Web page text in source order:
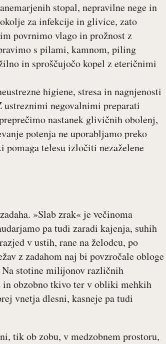
stopal, nepravilne nege in
za infekcije in glivice, zato
povrnimo vlago in prožnost z
s pilami, kamnom, piling
in sproščujočo kopel z eteričnimi
higiene, stresa in nagnjenosti
negovalnimi preparati
nastanek glivičnih obolenj,
potenja ne uporabljamo preko
pomaga telesu izločiti nezaželene
»Slab zrak« je večinoma
pa tudi zaradi kajenja, suhih
v ustih, rane na želodcu, po
z zadahom naj bi povzročale obloge
stotine milijonov različnih
obzobno tkivo ter v obliki mehkih
vnetja dlesni, kasneje pa tudi
tik ob zobu, v medzobnem prostoru,